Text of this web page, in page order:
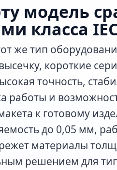
модель
класса
же тип
короткие
точность,
работы и
к готовому
до 0,05 мм,
материалы
решением для